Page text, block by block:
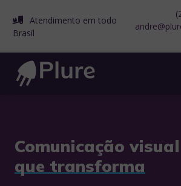
para
conteúdo
Atendimento em todo
Brasil
Comunicação visual
que transforma